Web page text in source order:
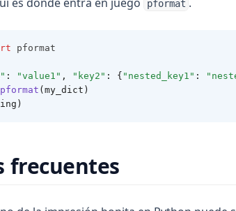
pformat
pformat
: "value1" , "key2" : { "nested_key1" :
pformat (my_dict)
frecuentes